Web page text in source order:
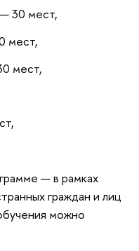
30 мест,
мест,
мест,
— в рамках
граждан и лиц
можно